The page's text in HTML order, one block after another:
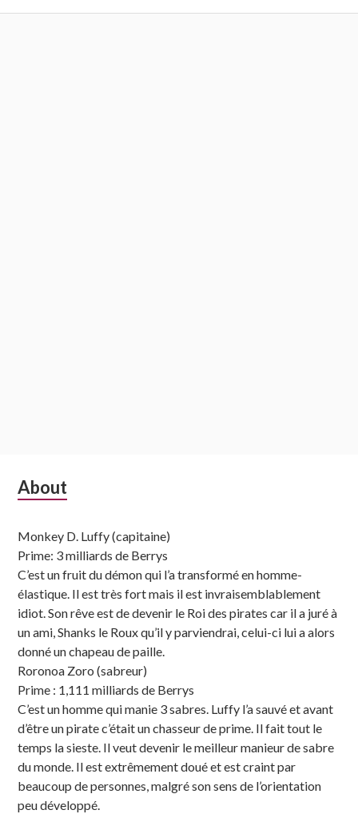
Subsidiary
About
Monkey D. Luffy (capitaine)
Prime: 3 milliards de Berrys
C’est un fruit du démon qui l’a transformé en homme-
élastique. Il est très fort mais il est invraisemblablement
idiot. Son rêve est de devenir le Roi des pirates car il a juré à
un ami, Shanks le Roux qu’il y parviendrai, celui-ci lui a alors
donné un chapeau de paille.
Roronoa Zoro (sabreur)
Prime : 1,111 milliards de Berrys
C’est un homme qui manie 3 sabres. Luffy l’a sauvé et avant
d’être un pirate c’était un chasseur de prime. Il fait tout le
temps la sieste. Il veut devenir le meilleur manieur de sabre
du monde. Il est extrêmement doué et est craint par
beaucoup de personnes, malgré son sens de l’orientation
peu développé.